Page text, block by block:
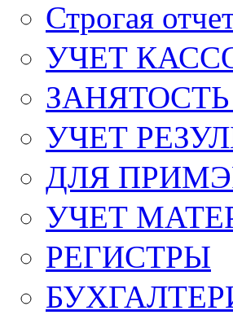
Строгая
УЧЕТ
УЧЕТ
ДЛЯ
УЧЕТ
РЕГИСТРЫ